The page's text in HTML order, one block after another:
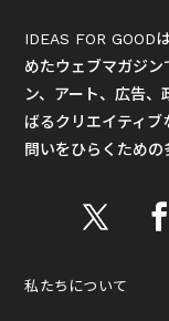
IDEAS FOR GOOD
めたウェブマガジン
ン、アート、広告
ばるクリエイティ
問いをひらくための
私たちについて